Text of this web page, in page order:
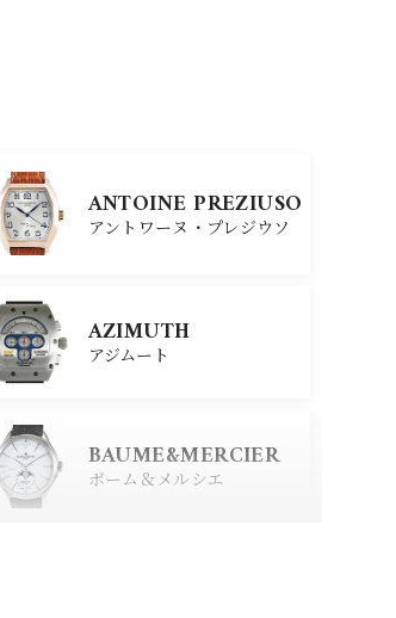
ジン
セイコー
シチズン
ANTOINE PREZIUSO
アントワーヌ・プレジウソ
AZIMUTH
アジムート
BAUME&MERCIER
ボーム＆メルシエ